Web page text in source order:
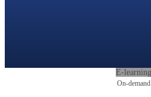
E-learning
On-demand